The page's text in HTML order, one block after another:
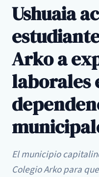
Ushuaia
Arko a
laborales
El municipio
Colegio Arko para